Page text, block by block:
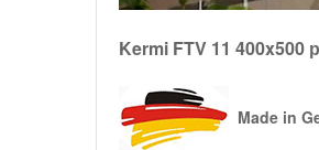
Kermi FTV 11
Made in